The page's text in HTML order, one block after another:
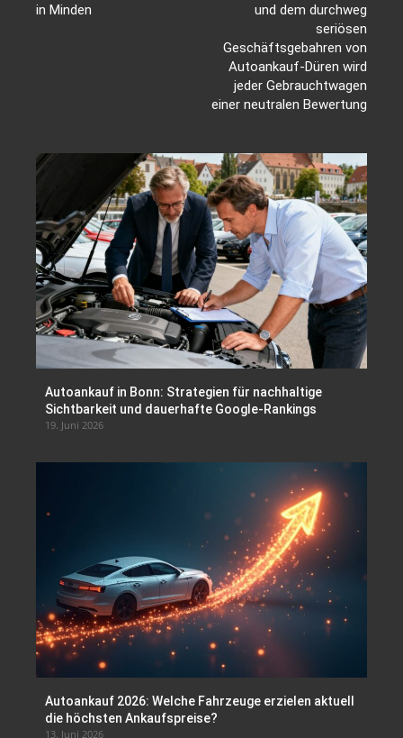
in Minden
und dem durchweg
seriösen
Geschäftsgebahren von
Autoankauf-Düren wird
jeder Gebrauchtwagen
einer neutralen Bewertung
Autoankauf in Bonn: Strategien für nachhaltige
Sichtbarkeit und dauerhafte Google-Rankings
19. Juni 2026
Autoankauf 2026: Welche Fahrzeuge erzielen aktuell
die höchsten Ankaufspreise?
13. Juni 2026